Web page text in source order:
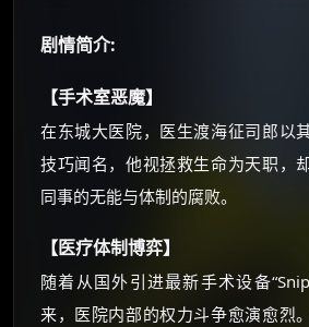
剧情简介:
【手术室恶魔】
在东城大医院，医生渡海征司郎以
技巧闻名，他视拯救生命为天职，
同事的无能与体制的腐败。
【医疗体制博弈】
随着从国外引进最新手术设备
来，医院内部的权力斗争愈演愈烈
优惠券、活动红包，每日
⚡ 前往【大淘客】领